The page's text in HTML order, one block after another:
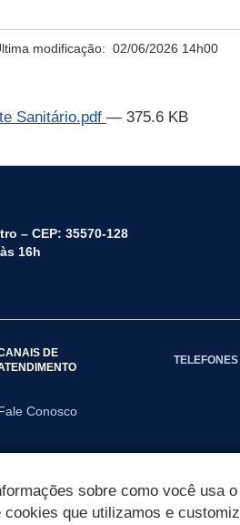
modificação:02/06/2026 14h00
Sanitário.pdf — 375.6 KB
– CEP: 35570-128
16h
DE
Conosco
sobre como você usa
que utilizamos e